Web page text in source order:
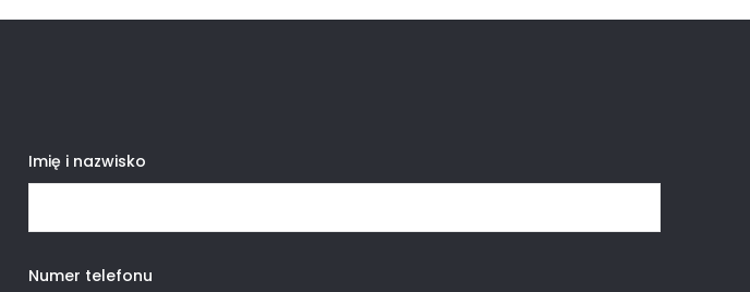
Imię i nazwisko
Numer telefonu